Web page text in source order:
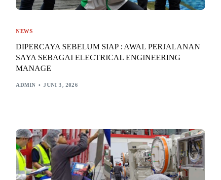
NEWS
DIPERCAYA SEBELUM SIAP : AWAL PERJALANAN
SAYA SEBAGAI ELECTRICAL ENGINEERING
MANAGE
ADMIN JUNI 3, 2026